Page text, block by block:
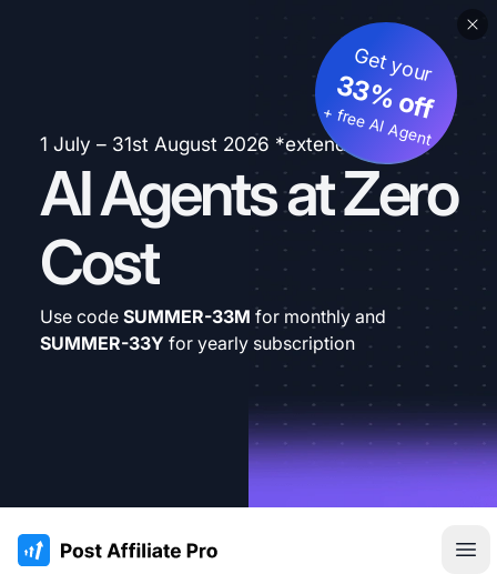
1 July – 31st August 2026 *extended
AI Agents at Zero
Cost
Get your
33% off
+ free AI Agent
Use code SUMMER-33M for monthly and
SUMMER-33Y for yearly subscription
:site.title